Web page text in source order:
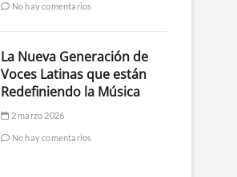
No hay comentarios
La Nueva Generación de
Voces Latinas que están
Redefiniendo la Música
2 marzo 2026
No hay comentarios